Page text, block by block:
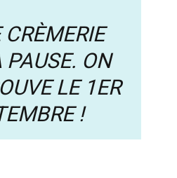
CRÈMERIE
PAUSE. ON
LE 1ER
!